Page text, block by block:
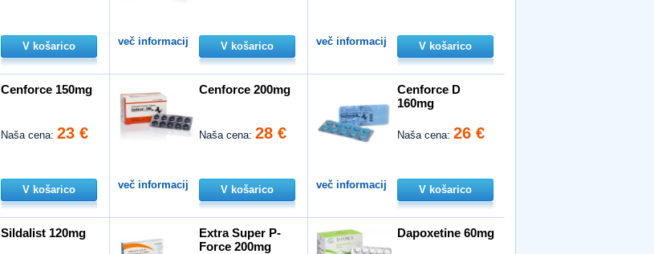
V košarico več informacij V košarico več informacij V košarico
Cenforce 150mg
Naša cena:23 €
V košarico
Cenforce 200mg
Naša cena:28 €
več informacij V košarico
Cenforce D
160mg
Naša cena:26 €
več informacij V košarico
Sildalist 120mg
Extra Super P-
Force 200mg
Dapoxetine 60mg